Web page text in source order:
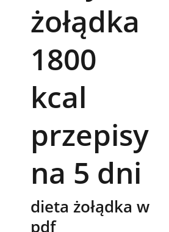
żołądka
1800
kcal
przepisy
na 5 dni
dieta żołądka w
pdf